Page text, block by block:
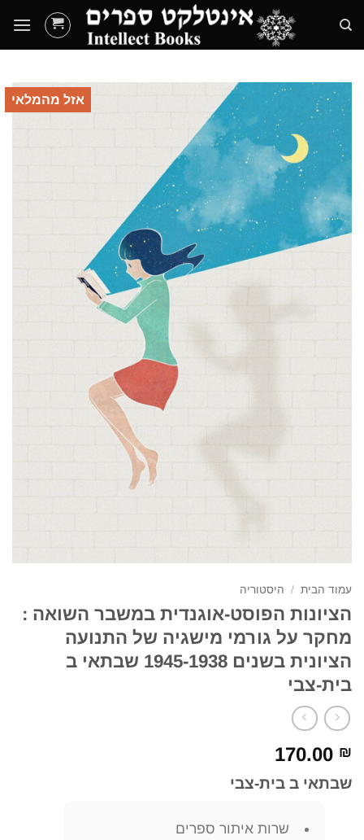
content
אזל מהמלאי
עמוד הבית / היסטוריה
הציונות הפוסט-אוגנדית במשבר השואה :
מחקר על גורמי מישגיה של התנועה
הציונית בשנים 1945-1938 שבתאי ב
בית-צבי
170.00 ₪
שבתאי ב בית-צבי
שרות איתור ספרים